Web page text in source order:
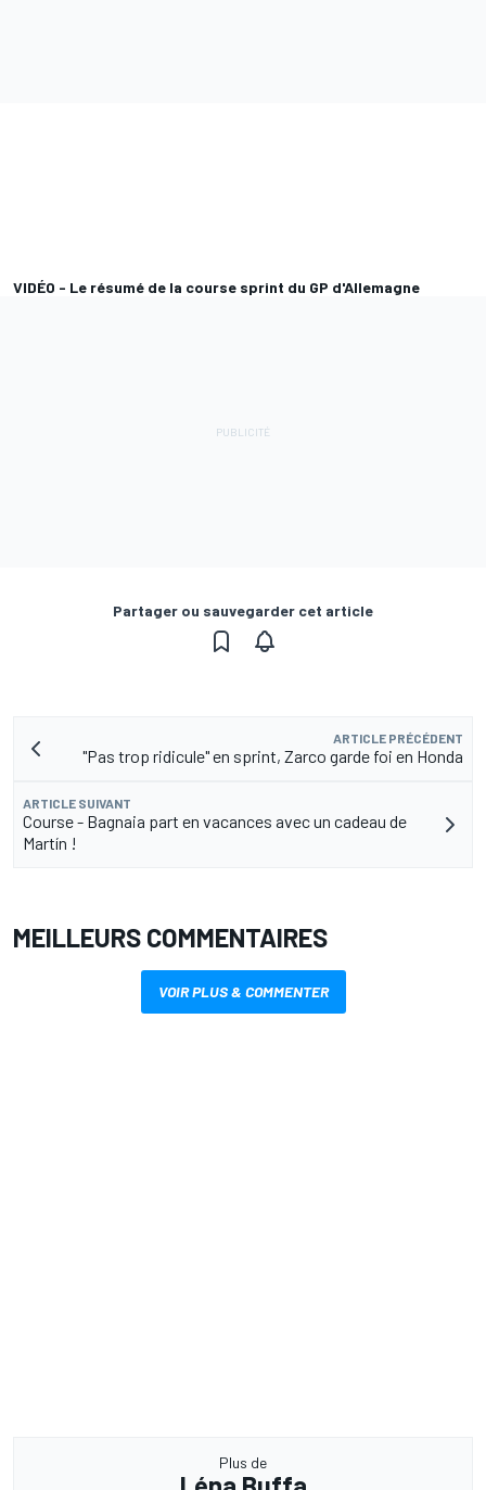
VIDÉO - Le résumé de la course sprint du GP d'Allemagne
Partager ou sauvegarder cet article
ARTICLE PRÉCÉDENT
"Pas trop ridicule" en sprint, Zarco garde foi en Honda
ARTICLE SUIVANT
Course - Bagnaia part en vacances avec un cadeau de
Martín !
MEILLEURS COMMENTAIRES
VOIR PLUS & COMMENTER
Plus de